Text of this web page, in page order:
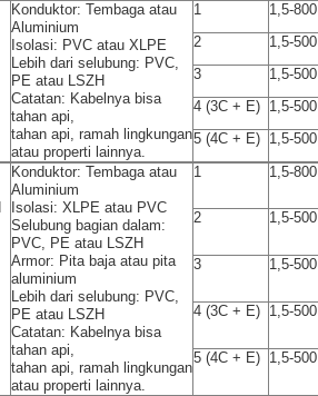
Konduktor: Tembaga atau
Aluminium
Isolasi: PVC atau XLPE
Lebih dari selubung: PVC,
PE atau LSZH
Catatan: Kabelnya bisa
tahan api,
tahan api, ramah lingkungan
atau properti lainnya.
1 1,5-800
2
1,5-500
3
1,5-500
4 (3C + E) 1,5-500
5 (4C + E) 1,5-500
Konduktor: Tembaga atau
Aluminium
Isolasi: XLPE atau PVC
Selubung bagian dalam:
PVC, PE atau LSZH
Armor: Pita baja atau pita
aluminium
Lebih dari selubung: PVC,
PE atau LSZH
Catatan: Kabelnya bisa
tahan api,
tahan api, ramah lingkungan
atau properti lainnya.
1 1,5-800
2 1,5-500
3 1,5-500
4 (3C + E) 1,5-500
5 (4C + E) 1,5-500